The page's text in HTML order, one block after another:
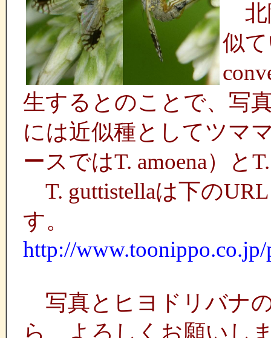
北
似
生するとのことで、写
には近似種としてツマ
ースではT. amoena）と
T. guttistellaは下の
す。
http://www.toonippo.co.jp/
写真とヒヨドリバナ
ら、よろしくお願いし